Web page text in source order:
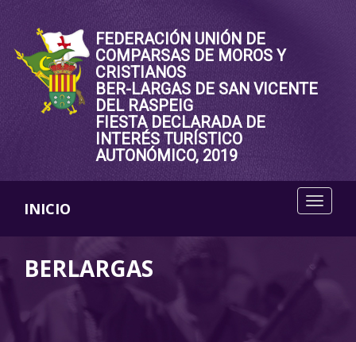
FEDERACIÓN UNIÓN DE
COMPARSAS DE MOROS Y
CRISTIANOS
BER-LARGAS DE SAN VICENTE
DEL RASPEIG
FIESTA DECLARADA DE
INTERÉS TURÍSTICO
AUTONÓMICO, 2019
INICIO
BERLARGAS